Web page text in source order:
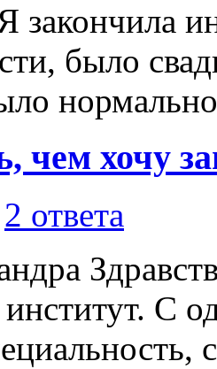
закончила
было
чем хочу
2 ответа
С